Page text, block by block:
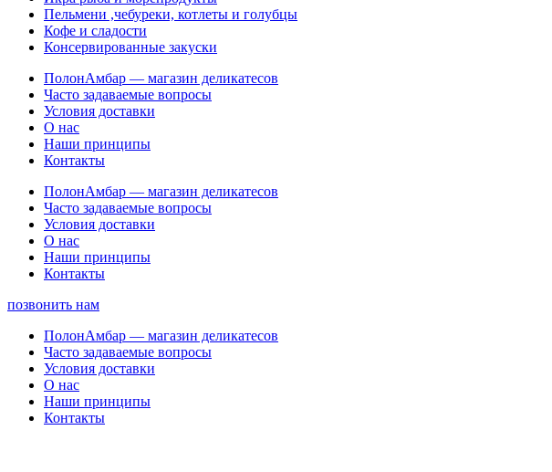
Пельмени ,чебуреки, котлеты и голубцы
Кофе и сладости
Консервированные закуски
ПолонАмбар — магазин деликатесов
Часто задаваемые вопросы
Условия доставки
О нас
Наши принципы
Контакты
ПолонАмбар — магазин деликатесов
Часто задаваемые вопросы
Условия доставки
О нас
Наши принципы
Контакты
позвонить нам
ПолонАмбар — магазин деликатесов
Часто задаваемые вопросы
Условия доставки
О нас
Наши принципы
Контакты